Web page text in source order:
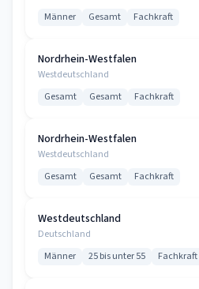
Männer
Gesamt Fachkraft
Nordrhein-Westfalen
Westdeutschland
Gesamt Gesamt Fachkraft
Nordrhein-Westfalen
Westdeutschland
Gesamt Gesamt Fachkraft
Westdeutschland
Deutschland
Männer 25 bis unter 55 Fachkraft